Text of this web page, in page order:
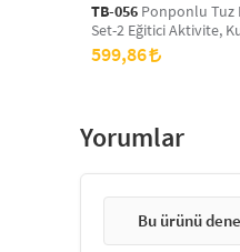
TB-056 Ponponlu Tuz
Set-2 Eğitici Aktivite, Kum
Boyama Oyunu
599,86
Yorumlar
Bu ürünü